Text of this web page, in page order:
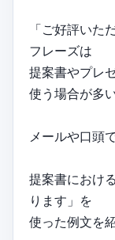
「ご好評いた
フレーズは
提案書やプレ
使う場合が多
メールや口頭
提案書におけ
ります」を
使った例文を